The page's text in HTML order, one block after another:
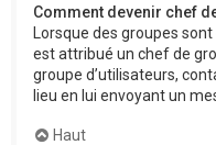
Comment devenir chef
Lorsque des groupes
est attribué un chef de
groupe d’utilisateurs,
lieu en lui envoyant un
Haut